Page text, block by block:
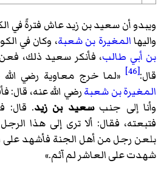
ويبدو أن سعيد بن زيد عاش فترةً في
واليهاالمغيرة بن شعبة، وكان في
بن أبي طالب، فأنكر سعيد ذلك، فعن
قال:[46]
«لما خرج معاوية رضي
المغيرة بن شعبةرضي الله عنه،
وأنا إلى جنبسعيد بن زيد. قال:
فتبعته، فقال: ألا ترى إلى هذا
بلعن رجل من أهل الجنة فأشهد على
شهدت على العاشر لم آثم.»